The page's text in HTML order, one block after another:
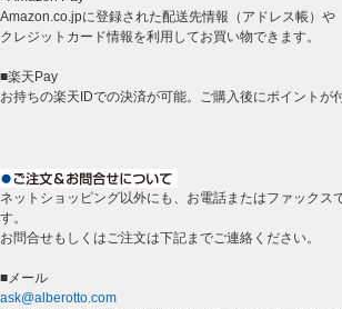
Amazon.co.jpに登録された配送先情報（アドレス帳）や
クレジットカード情報を利用してお買い物できます。
■楽天Pay
お持ちの楽天IDでの決済が可能。ご購入後にポイントが
ネットショッピング以外にも、お電話またはファックス
す。
お問合せもしくはご注文は下記までご連絡ください。
■メール
ask@alberotto.com